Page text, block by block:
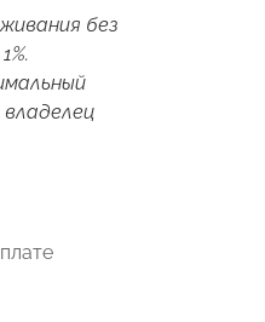
без
владелец